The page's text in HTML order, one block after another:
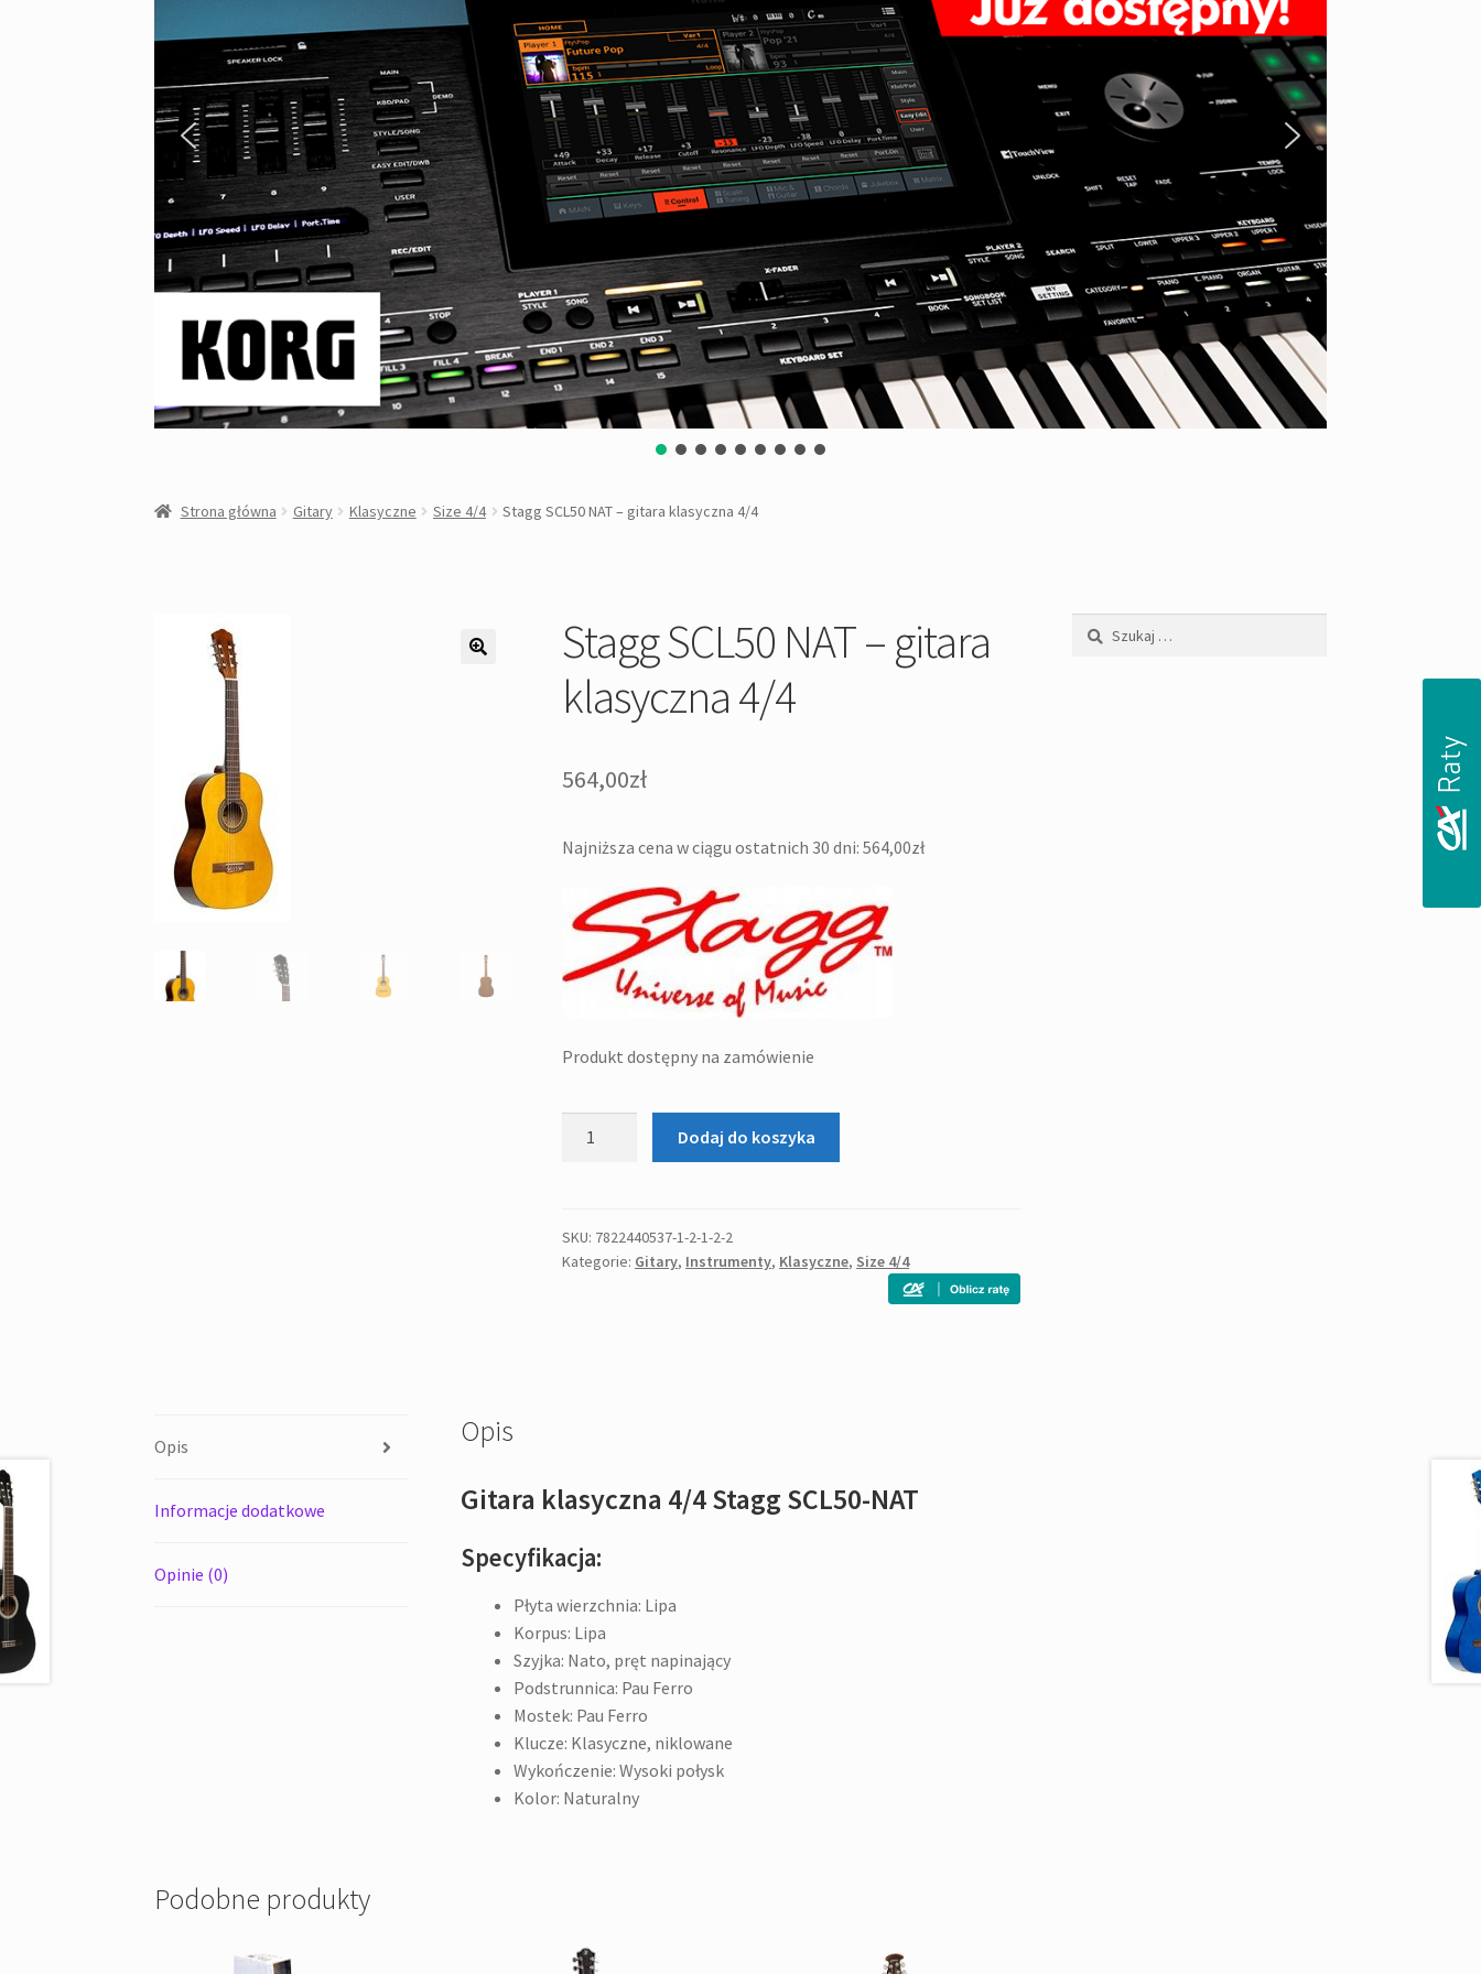
Strona główna Gitary Klasyczne Size 4/4 Stagg SCL50 NAT – gitara klasyczna 4/4
Stagg SCL50 NAT – gitara
klasyczna 4/4
564,00zł
Najniższa cena w ciągu ostatnich 30 dni:564,00zł
Produkt dostępny na zamówienie
-
gitara
Dodaj do koszyka
SKU: 7822440537-1-2-1-2-2
Kategorie: Gitary, Instrumenty, Klasyczne, Size 4/4
Opis
Informacje dodatkowe
Opinie (0)
Opis
Gitara klasyczna 4/4 Stagg SCL50-NAT
Specyfikacja:
Płyta wierzchnia: Lipa
Korpus: Lipa
Szyjka: Nato, pręt napinający
Podstrunnica: Pau Ferro
Mostek: Pau Ferro
Klucze: Klasyczne, niklowane
Wykończenie: Wysoki połysk
Kolor: Naturalny
Podobne produkty
Szukaj: